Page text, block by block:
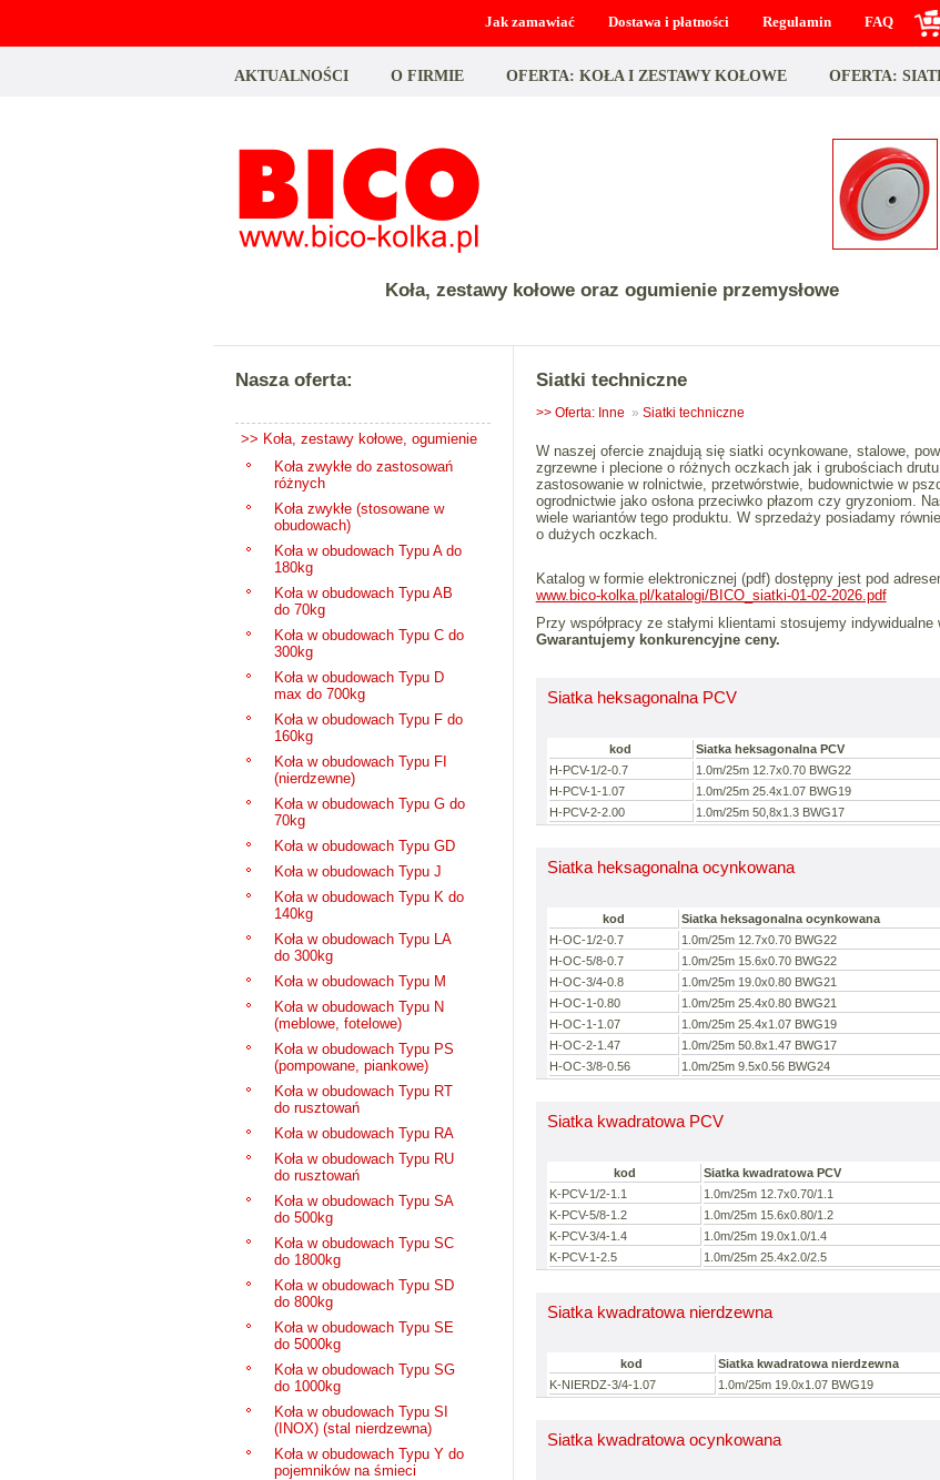
Jak zamawiać Dostawa i płatności Regulamin FAQ
AKTUALNOŚCI O FIRMIE OFERTA: KOŁA I ZESTAWY KOŁOWE OFERTA:
Koła, zestawy kołowe oraz ogumienie przemysłowe
Nasza oferta:
>> Koła, zestawy kołowe, ogumienie
Koła zwykłe do zastosowań
różnych
Koła zwykłe (stosowane w
obudowach)
Koła w obudowach Typu A do
180kg
Koła w obudowach Typu AB
do 70kg
Koła w obudowach Typu C do
300kg
Koła w obudowach Typu D
max do 700kg
Koła w obudowach Typu F do
160kg
Koła w obudowach Typu FI
(nierdzewne)
Koła w obudowach Typu G do
70kg
Koła w obudowach Typu GD
Koła w obudowach Typu J
Koła w obudowach Typu K do
140kg
Koła w obudowach Typu LA
do 300kg
Koła w obudowach Typu M
Koła w obudowach Typu N
(meblowe, fotelowe)
Koła w obudowach Typu PS
(pompowane, piankowe)
Koła w obudowach Typu RT
do rusztowań
Koła w obudowach Typu RA
Koła w obudowach Typu RU
do rusztowań
Koła w obudowach Typu SA
do 500kg
Koła w obudowach Typu SC
do 1800kg
Koła w obudowach Typu SD
do 800kg
Koła w obudowach Typu SE
do 5000kg
Koła w obudowach Typu SG
do 1000kg
Koła w obudowach Typu SI
(INOX) (stal nierdzewna)
Koła w obudowach Typu Y do
pojemników na śmieci
Siatki techniczne
>> Oferta: Inne » Siatki techniczne
W naszej ofercie znajdują się siatki ocynkowane, stalowe,
zgrzewne i plecione o różnych oczkach jak i grubościach
zastosowanie w rolnictwie, przetwórstwie, budownictwie w
ogrodnictwie jako osłona przeciwko płazom czy gryzoniom.
wiele wariantów tego produktu. W sprzedaży posiadamy
o dużych oczkach.
Katalog w formie elektronicznej (pdf) dostępny jest pod
www.bico-kolka.pl/katalogi/BICO_siatki-01-02-2026.pdf
Przy współpracy ze stałymi klientami stosujemy indywidualne
Gwarantujemy konkurencyjne ceny.
Siatka heksagonalna PCV
kod Siatka heksagonalna PCV
H-PCV-1/2-0.7
1.0m/25m 12.7x0.70 BWG22
H-PCV-1-1.07
1.0m/25m 25.4x1.07 BWG19
H-PCV-2-2.00
1.0m/25m 50,8x1.3 BWG17
Siatka heksagonalna ocynkowana
kod Siatka heksagonalna ocynkowana
H-OC-1/2-0.7
1.0m/25m 12.7x0.70 BWG22
H-OC-5/8-0.7
1.0m/25m 15.6x0.70 BWG22
H-OC-3/4-0.8
1.0m/25m 19.0x0.80 BWG21
H-OC-1-0.80
1.0m/25m 25.4x0.80 BWG21
H-OC-1-1.07
1.0m/25m 25.4x1.07 BWG19
H-OC-2-1.47
1.0m/25m 50.8x1.47 BWG17
H-OC-3/8-0.56
1.0m/25m 9.5x0.56 BWG24
Siatka kwadratowa PCV
kod Siatka kwadratowa PCV
K-PCV-1/2-1.1
1.0m/25m 12.7x0.70/1.1
K-PCV-5/8-1.2
1.0m/25m 15.6x0.80/1.2
K-PCV-3/4-1.4
1.0m/25m 19.0x1.0/1.4
K-PCV-1-2.5
1.0m/25m 25.4x2.0/2.5
Siatka kwadratowa nierdzewna
kod Siatka kwadratowa nierdzewna
K-NIERDZ-3/4-1.07
1.0m/25m 19.0x1.07 BWG19
Siatka kwadratowa ocynkowana